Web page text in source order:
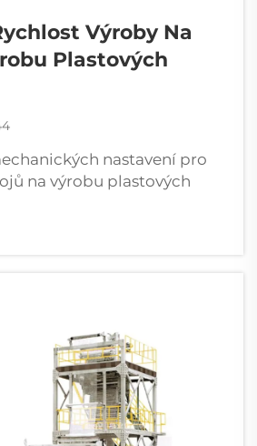
Výroby Na
Plastových
nastavení pro
na výrobu plastových
fólie a teploty tavení.
fólie je velmi důležité při
rychlostech. Pokud není